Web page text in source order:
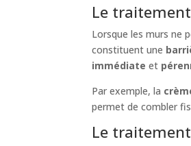
Le
Lorsque les murs ne
constituent une
immédiate et
Par exemple, la
permet de combler
Le